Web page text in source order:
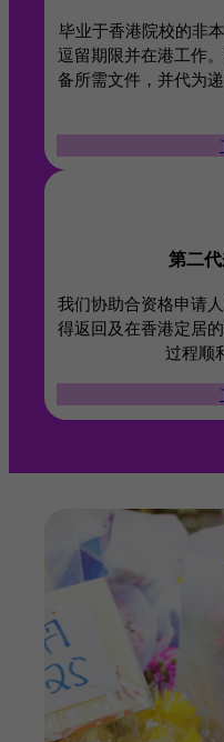
毕业于香港院校的非
逗留期限并在港工作
备所需文件，并代为
第二
我们协助合资格申请
得返回及在香港定居
过程顺